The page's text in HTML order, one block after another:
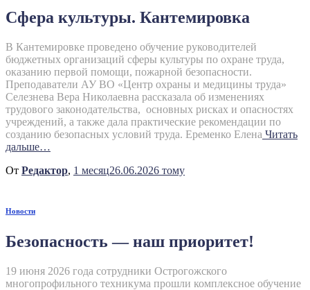
Сфера культуры. Кантемировка
В Кантемировке проведено обучение руководителей
бюджетных организаций сферы культуры по охране труда,
оказанию первой помощи, пожарной безопасности.
Преподаватели АУ ВО «Центр охраны и медицины труда»
Селезнева Вера Николаевна рассказала об изменениях
трудового законодательства, основных рисках и опасностях
учреждений, а также дала практические рекомендации по
созданию безопасных условий труда. Еременко Елена Читать
дальше…
От Редактор, 1 месяц26.06.2026 тому
Новости
Безопасность — наш приоритет!
19 июня 2026 года сотрудники Острогожского
многопрофильного техникума прошли комплексное обучение